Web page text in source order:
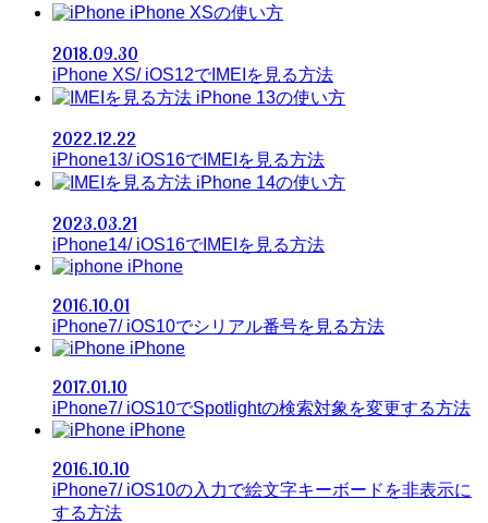
iPhone XSの使い方
2018.09.30
iPhone XS/ iOS12でIMEIを見る方法
iPhone 13の使い方
2022.12.22
iPhone13/ iOS16でIMEIを見る方法
iPhone 14の使い方
2023.03.21
iPhone14/ iOS16でIMEIを見る方法
iPhone
2016.10.01
iPhone7/ iOS10でシリアル番号を見る方法
iPhone
2017.01.10
iPhone7/ iOS10でSpotlightの検索対象を変更する方法
iPhone
2016.10.10
iPhone7/ iOS10の入力で絵文字キーボードを非表示に
する方法